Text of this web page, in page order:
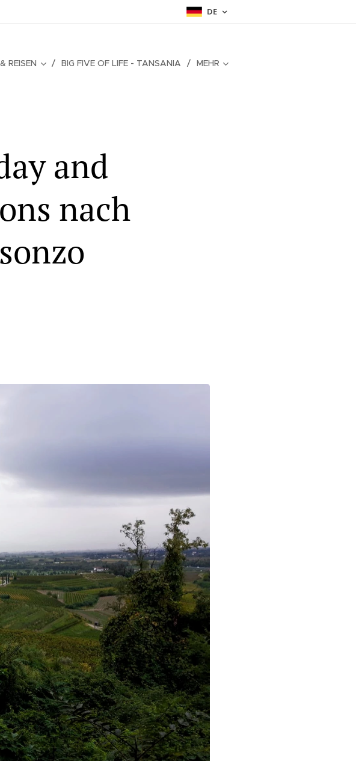
DE
REISEN BIG FIVE OF LIFE - TANSANIA MEHR
and
nach